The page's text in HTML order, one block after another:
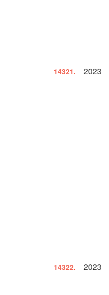
14321. 2023
14322. 2023